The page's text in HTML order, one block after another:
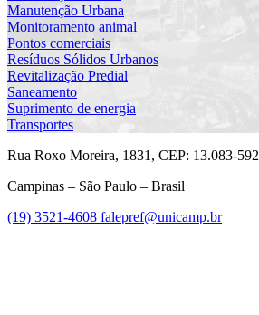
Manutenção Urbana
Monitoramento animal
Pontos comerciais
Resíduos Sólidos Urbanos
Revitalização Predial
Saneamento
Suprimento de energia
Transportes
Rua Roxo Moreira, 1831, CEP: 13.083-592
Campinas – São Paulo – Brasil
(19) 3521-4608 falepref@unicamp.br